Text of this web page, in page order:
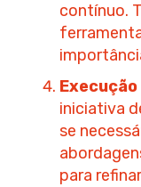
contínuo.
iniciativa
se
para